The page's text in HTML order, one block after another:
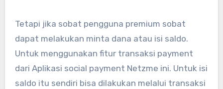
Tetapi jika sobat pengguna premium sobat
dapat melakukan minta dana atau isi saldo.
Untuk menggunakan fitur transaksi payment
dari Aplikasi social payment Netzme ini. Untuk isi
saldo itu sendiri bisa dilakukan melalui transaksi